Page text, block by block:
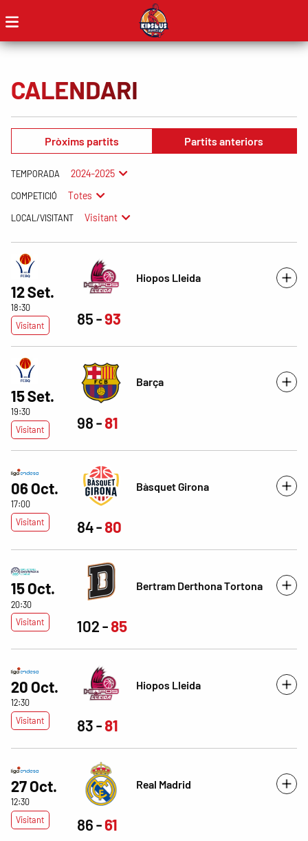
CALENDARI
Pròxims partits Partits anteriors
TEMPORADA 2024-2025
COMPETICIÓ Totes
LOCAL/VISITANT Visitant
12 Set.
18:30
Visitant
Hiopos Lleida
85 93
15 Set.
19:30
Visitant
Barça
98 81
06 Oct.
17:00
Visitant
Bàsquet Girona
84 80
15 Oct.
20:30
Visitant
Bertram Derthona Tortona
102 85
20 Oct.
12:30
Visitant
Hiopos Lleida
83 81
27 Oct.
12:30
Visitant
Real Madrid
86 61